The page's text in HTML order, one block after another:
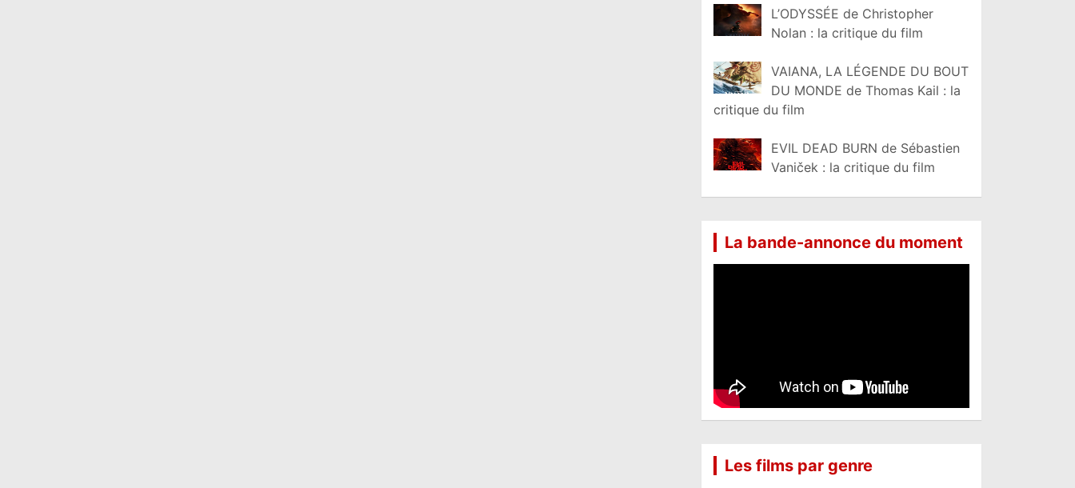
L’ODYSSÉE de Christopher
Nolan : la critique du film
VAIANA, LA LÉGENDE DU BOUT
DU MONDE de Thomas Kail : la
critique du film
EVIL DEAD BURN de Sébastien
Vaniček : la critique du film
La bande-annonce du moment
Les films par genre